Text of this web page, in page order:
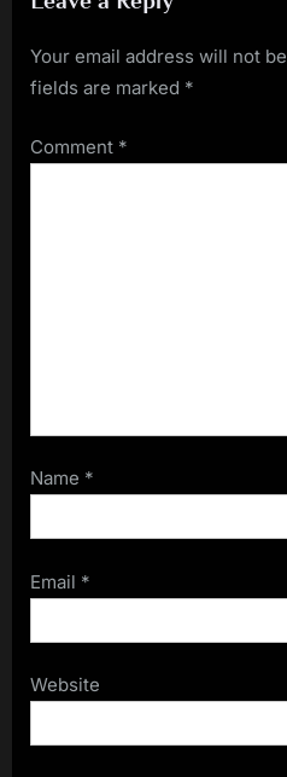
Your email address will not
fields are marked *
Comment *
Name *
Email *
Website